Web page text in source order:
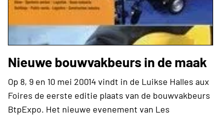
Nieuwe bouwvakbeurs in de maak
Op 8, 9 en 10 mei 20014 vindt in de Luikse Halles aux
Foires de eerste editie plaats van de bouwvakbeurs
BtpExpo. Het nieuwe evenement van Les